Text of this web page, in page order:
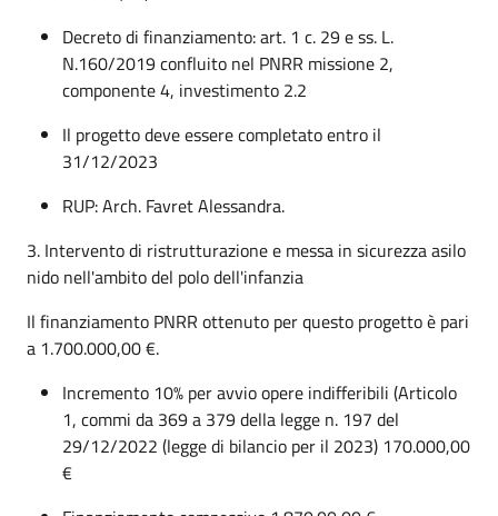
Decreto di finanziamento: art. 1 c. 29 e ss. L.
N.160/2019 confluito nel PNRR missione 2,
componente 4, investimento 2.2
Il progetto deve essere completato entro il
31/12/2023
RUP: Arch. Favret Alessandra.
3. Intervento di ristrutturazione e messa in sicurezza asilo
nido nell'ambito del polo dell'infanzia
Il finanziamento PNRR ottenuto per questo progetto è pari
a 1.700.000,00 €.
Incremento 10% per avvio opere indifferibili (Articolo
1, commi da 369 a 379 della legge n. 197 del
29/12/2022 (legge di bilancio per il 2023) 170.000,00
€